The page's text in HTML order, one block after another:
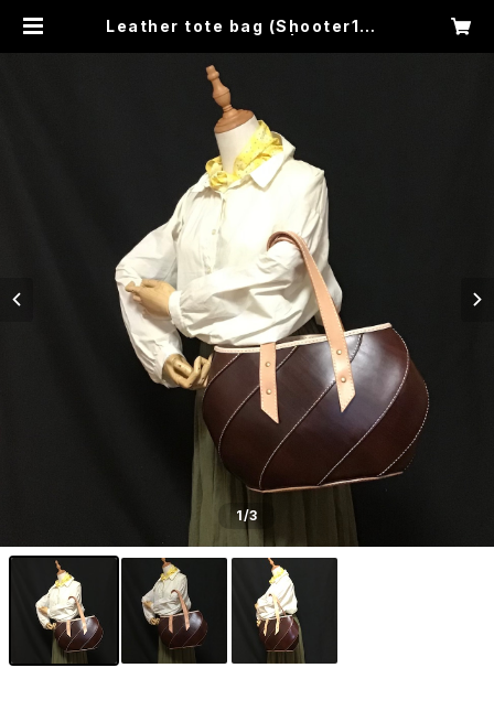
Leather tote bag (Shooter13 c
1/3